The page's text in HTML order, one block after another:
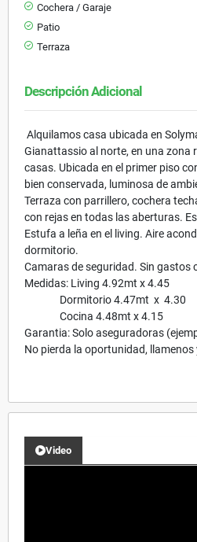
Cochera / Garaje
Patio
Terraza
Descripción Adicional
Alquilamos casa ubicada en
Gianattassio al norte, en una zona
casas. Ubicada en el primer piso
bien conservada, luminosa de
Terraza con parrillero, cochera
con rejas en todas las aberturas.
Estufa a leña en el living. Aire
dormitorio.
Camaras de seguridad. Sin gastos
Medidas: Living 4.92mt x 4.45
Dormitorio 4.47mt x 4.30
Cocina 4.48mt x 4.15
Garantia: Solo aseguradoras
No pierda la oportunidad, llamenos
Video